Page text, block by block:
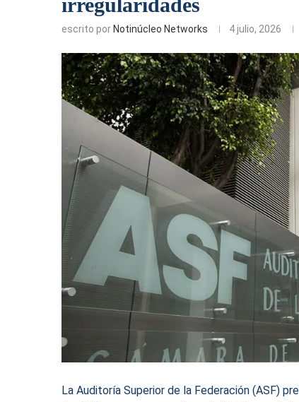
escrito por Notinúcleo Networks 4 julio, 2026
La Auditoría Superior de la Federación (ASF)